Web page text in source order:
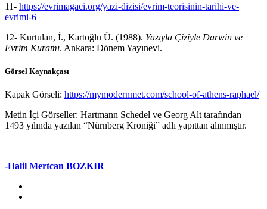
11- https://evrimagaci.org/yazi-dizisi/evrim-teorisinin-tarihi-ve-
evrimi-6
12- Kurtulan, İ., Kartoğlu Ü. (1988). Yazıyla Çiziyle Darwin ve
Evrim Kuramı. Ankara: Dönem Yayınevi.
Görsel Kaynakçası
Kapak Görseli: https://mymodernmet.com/school-of-athens-raphael/
Metin İçi Görseller: Hartmann Schedel ve Georg Alt tarafından
1493 yılında yazılan “Nürnberg Kroniği” adlı yapıttan alınmıştır.
-Halil Mertcan BOZKIR